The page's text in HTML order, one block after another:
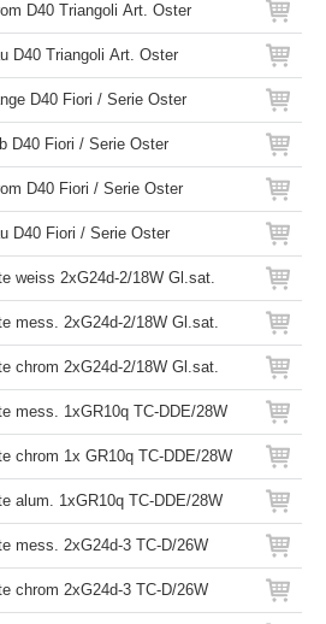
D40 Triangoli Art. Oster
D40 Triangoli Art. Oster
D40 Fiori / Serie Oster
D40 Fiori / Serie Oster
D40 Fiori / Serie Oster
D40 Fiori / Serie Oster
weiss 2xG24d-2/18W Gl.sat.
mess. 2xG24d-2/18W Gl.sat.
chrom 2xG24d-2/18W Gl.sat.
mess. 1xGR10q TC-DDE/28W
chrom 1x GR10q TC-DDE/28W
alum. 1xGR10q TC-DDE/28W
mess. 2xG24d-3 TC-D/26W
chrom 2xG24d-3 TC-D/26W